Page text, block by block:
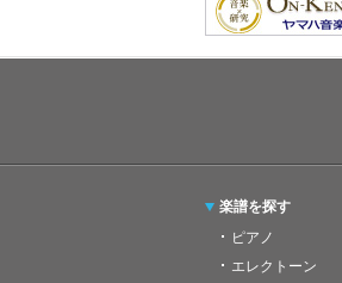
楽譜を探す
ピアノ
エレクトーン